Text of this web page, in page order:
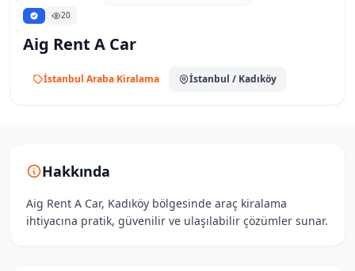
20
Aig Rent A Car
İstanbul Araba Kiralama İstanbul / Kadıköy
Hakkında
Aig Rent A Car, Kadıköy bölgesinde araç kiralama
ihtiyacına pratik, güvenilir ve ulaşılabilir çözümler sunar.